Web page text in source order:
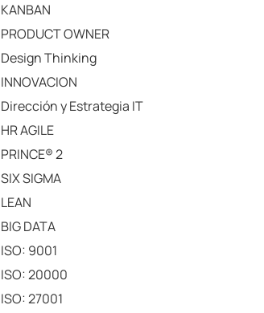
KANBAN
PRODUCT OWNER
Design Thinking
INNOVACION
Dirección y Estrategia IT
HR AGILE
PRINCE® 2
SIX SIGMA
LEAN
BIG DATA
ISO: 9001
ISO: 20000
ISO: 27001